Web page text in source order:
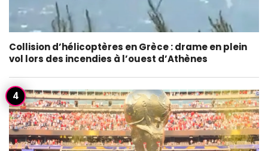
Collision d’hélicoptères en Grèce : drame en plein
vol lors des incendies à l’ouest d’Athènes